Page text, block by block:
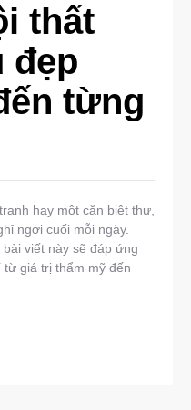
thất
đẹp
từng
hay một căn biệt thự,
ngơi cuối mỗi ngày.
viết này sẽ đáp ứng
giá trị thẩm mỹ đến